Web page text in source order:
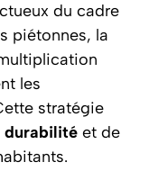
du cadre
piétonnes, la
les
stratégie
durabilité et de